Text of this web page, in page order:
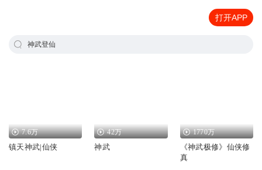
打开APP
神武登仙
7.6万
镇天神武|仙侠
42万
神武
1770万
《神武极修》仙侠修
真